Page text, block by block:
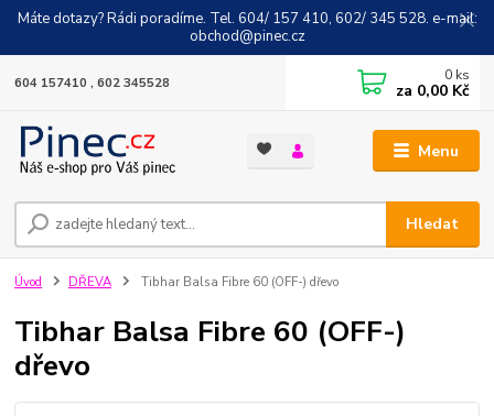
Máte dotazy? Rádi poradíme. Tel. 604/ 157 410, 602/ 345 528. e-mail:
obchod@pinec.cz
Menu
Hledat
604 157410 , 602 345528 0 ks
za 0,00 Kč
Úvod DŘEVA Tibhar Balsa Fibre 60 (OFF-) dřevo
Tibhar Balsa Fibre 60 (OFF-)
dřevo